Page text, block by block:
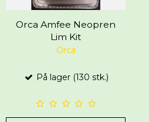
Orca Amfee Neopren
Lim Kit
Orca
På lager (130 stk.)